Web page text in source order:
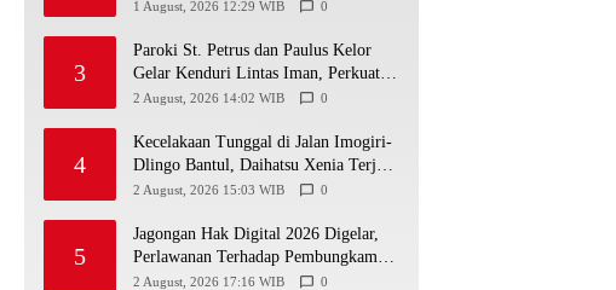
Playen, Mahasiswi Meninggal
1 August, 2026 12:29 WIB 0
3
Paroki St. Petrus dan Paulus Kelor
Gelar Kenduri Lintas Iman, Perkuat
Kerukunan di Gunungkidul
2 August, 2026 14:02 WIB 0
4
Kecelakaan Tunggal di Jalan Imogiri-
Dlingo Bantul, Daihatsu Xenia Terjun
ke Jurang
2 August, 2026 15:03 WIB 0
5
Jagongan Hak Digital 2026 Digelar,
Perlawanan Terhadap Pembungkaman
Media Digital
2 August, 2026 17:16 WIB 0